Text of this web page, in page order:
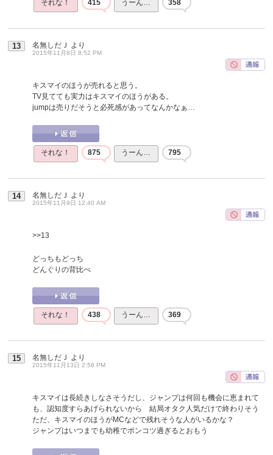
それな！ 415 うーん… 358
13 名無しだＪ より
2015年11月8日 8:52 PM
キスマイのほうが売れると思う。
TV見てても実力はキスマイのほうがある。
jumpは売りだそうと必死感があってなんかなぁ…
それな！ 875 うーん… 795
14 名無しだＪ より
2015年11月9日 12:40 AM
>>13
どっちもどっち
どんぐりの背比べ
それな！ 438 うーん… 369
15 名無しだＪ より
2015年11月13日 2:58 PM
キスマイは長続きしなさそうだし、ジャンプは何回も機会に恵まれて
も、認知度すらあげられないから 結局オタク人気だけで終わりそう
ただ、キスマイのほうがMCなどで残れそうな人がいるかな？
ジャンプはいつまでも幼稚でポンコツ過ぎるとおもう